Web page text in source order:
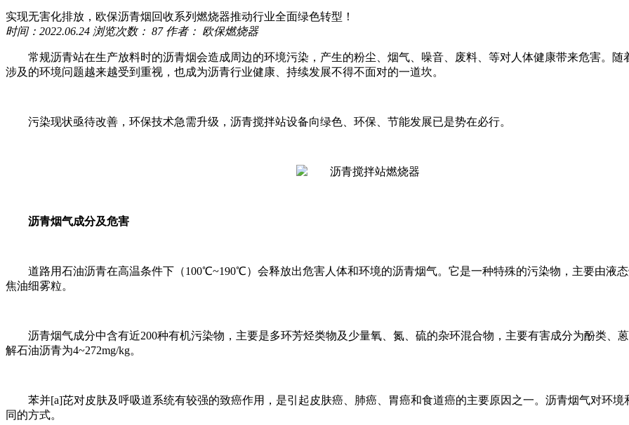
实现无害化排放，欧保沥青烟回收系列燃烧器推动行业全面绿色转型！
时间： 2022.06.24 浏览次数： 87 作者： 欧保燃烧器
常规沥青站在生产放料时的沥青烟会造成周边的环境污染，产生的粉尘、烟气、噪音、废料、等对人体健康带来危害。
涉及的环境问题越来越受到重视，也成为沥青行业健康、持续发展不得不面对的一道坎。
污染现状亟待改善，环保技术急需升级，沥青搅拌站设备向绿色、环保、节能发展已是势在必行。
沥青烟气成分及危害
道路用石油沥青在高温条件下（100℃~190℃）会释放出危害人体和环境的沥青烟气。它是一种特殊的污染物，主要由液
焦油细雾粒。
沥青烟气成分中含有近200种有机污染物，主要是多环芳烃类物及少量氧、氮、硫的杂环混合物，主要有害成分为酚类、
解石油沥青为4~272mg/kg。
苯并[a]芘对皮肤及呼吸道系统有较强的致癌作用，是引起皮肤癌、肺癌、胃癌和食道癌的主要原因之一。沥青烟气对环
同的方式。